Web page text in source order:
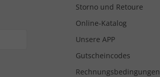
Storno und Retoure
Online-Katalog
Unsere APP
Gutscheincodes
Rechnungsbedingungen